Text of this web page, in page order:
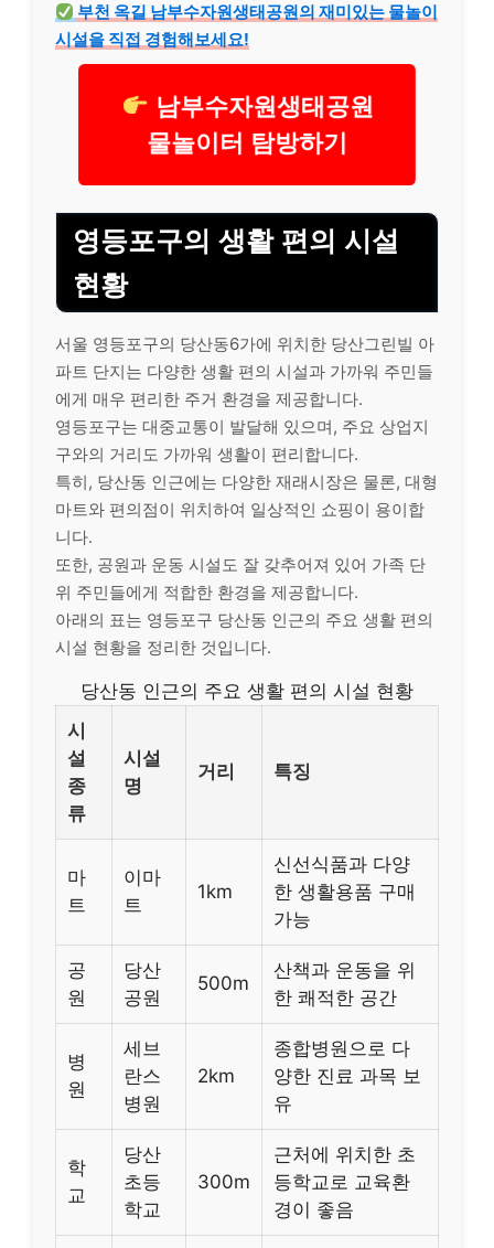
부천 옥길 남부수자원생태공원의 재미있는 물놀이
시설을 직접 경험해보세요!
남부수자원생태공원
물놀이터 탐방하기
영등포구의 생활 편의 시설
현황
서울 영등포구의 당산동6가에 위치한 당산그린빌 아
파트 단지는 다양한 생활 편의 시설과 가까워 주민들
에게 매우 편리한 주거 환경을 제공합니다.
영등포구는 대중교통이 발달해 있으며, 주요 상업지
구와의 거리도 가까워 생활이 편리합니다.
특히, 당산동 인근에는 다양한 재래시장은 물론, 대형
마트와 편의점이 위치하여 일상적인 쇼핑이 용이합
니다.
또한, 공원과 운동 시설도 잘 갖추어져 있어 가족 단
위 주민들에게 적합한 환경을 제공합니다.
아래의 표는 영등포구 당산동 인근의 주요 생활 편의
시설 현황을 정리한 것입니다.
당산동 인근의 주요 생활 편의 시설 현황
시
설
종
류
시설
명
거리 특징
마
트
이마
트
1km
신선식품과 다양
한 생활용품 구매
가능
공
원
당산
공원
500m
산책과 운동을 위
한 쾌적한 공간
병
원
세브
란스
병원
2km
종합병원으로 다
양한 진료 과목 보
유
학
교
당산
초등
학교
300m
근처에 위치한 초
등학교로 교육환
경이 좋음